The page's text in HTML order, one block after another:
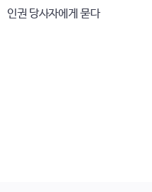
인권 당사자에게 묻다